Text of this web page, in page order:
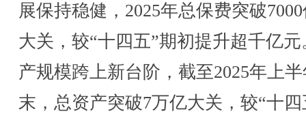
展保持稳健，2025年总保费突破
大关，较“十四五”期初提升超千亿元
产规模跨上新台阶，截至2025年上
末，总资产突破7万亿大关，较“十四